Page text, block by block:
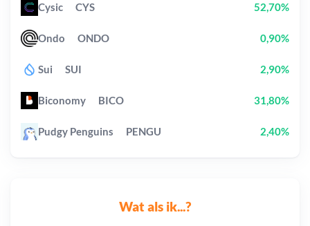
Wat als ik...?
Cysic CYS 52,70%
Ondo ONDO 0,90%
Sui SUI 2,90%
Biconomy BICO 31,80%
Pudgy Penguins PENGU 2,40%